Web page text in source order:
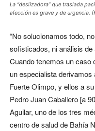
La “deslizadora” que traslada
afección es grave y de urgencia.
“No solucionamos todo,
sofisticados, ni análisis
Cuando tenemos un caso
un especialista
Fuerte Olimpo, y ellos a
Pedro Juan Caballero [a
Aguilar, uno de los tres
centro de salud de Bahía